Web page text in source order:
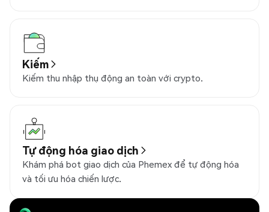
Kiếm
Kiếm thu nhập thụ động an toàn với crypto.
Tự động hóa giao dịch
Khám phá bot giao dịch của Phemex để tự động hóa
và tối ưu hóa chiến lược.